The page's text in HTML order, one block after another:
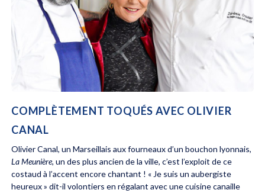
COMPLÈTEMENT TOQUÉS AVEC OLIVIER
CANAL
Olivier Canal, un Marseillais aux fourneaux d’un bouchon lyonnais,
La Meunière, un des plus ancien de la ville, c’est l’exploit de ce
costaud à l’accent encore chantant ! « Je suis un aubergiste
heureux » dit-il volontiers en régalant avec une cuisine canaille